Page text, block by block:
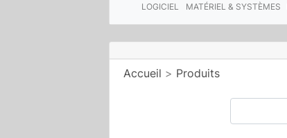
LOGICIEL MATÉRIEL & SYSTÈMES
Accueil > Produits